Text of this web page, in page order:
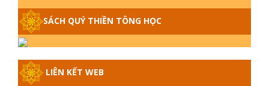
ĐÂU
SÁCH QUÝ THIỀN TÔNG HỌC
LIÊN KẾT WEB